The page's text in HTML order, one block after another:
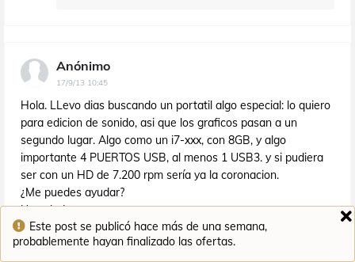
Este post se publicó hace más de una semana,
probablemente hayan finalizado las ofertas.
Anónimo
17/9/13 10:45
Hola. LLevo dias buscando un portatil algo especial: lo quiero
para edicion de sonido, asi que los graficos pasan a un
segundo lugar. Algo como un i7-xxx, con 8GB, y algo
importante 4 PUERTOS USB, al menos 1 USB3. y si pudiera
ser con un HD de 7.200 rpm sería ya la coronacion.
¿Me puedes ayudar?
Un saludo
Responder